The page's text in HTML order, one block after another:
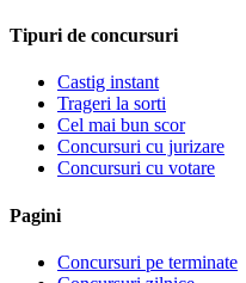
Tipuri de concursuri
Castig instant
Trageri la sorti
Cel mai bun scor
Concursuri cu jurizare
Concursuri cu votare
Pagini
Concursuri pe terminate